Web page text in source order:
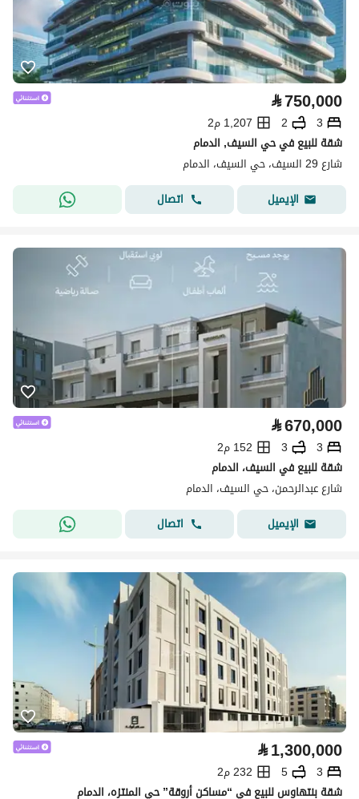
⃁750,000
3
2
1,207 م2
شقة للبيع في حي السيف, الدمام
شارع 29 السيف، حي السيف، الدمام
الإيميل
اتصال
⃁670,000
3
3
152 م2
شقة للبيع في السيف، الدمام
شارع عبدالرحمن، حي السيف، الدمام
الإيميل
اتصال
⃁1,300,000
3
5
232 م2
شقة بنتهاوس للبيع في “مساكن أروقة” حي المنتزه، الدمام